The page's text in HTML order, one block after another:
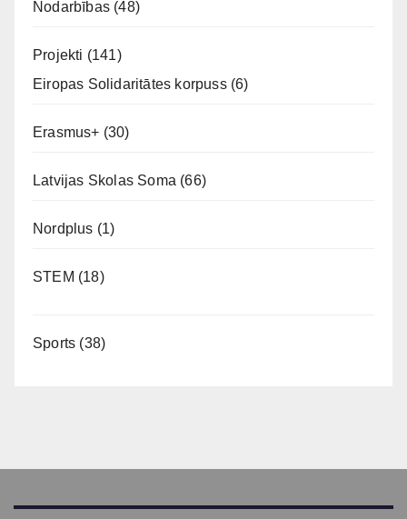
Nodarbības (48)
Projekti (141)
Eiropas Solidaritātes korpuss(6)
Erasmus+ (30)
Latvijas Skolas Soma (66)
Nordplus (1)
STEM (18)
Sports (38)